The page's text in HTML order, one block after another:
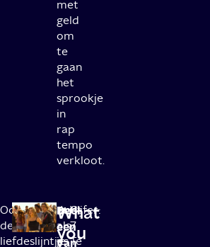
met
geld
om
te
gaan
het
sprookje
in
rap
tempo
verkloot.
Ook
de
liefdeslijntjes
What
you
Juist
als
je
Deel
een
van
Cijfer:
7
Te